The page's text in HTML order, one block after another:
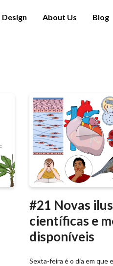
About Us Blog
#21 Novas
científicas e
disponíveis
Sexta-feira é o dia em que